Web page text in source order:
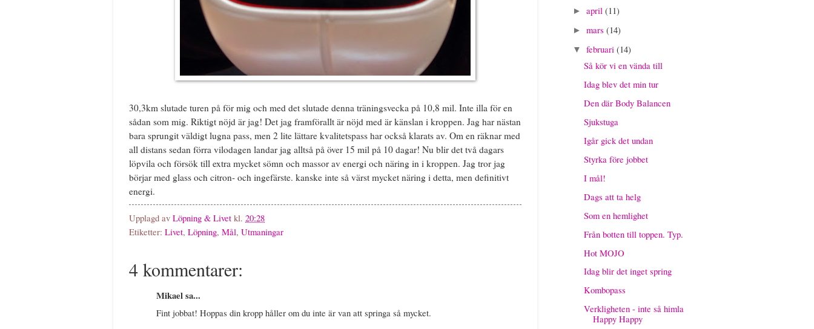
30,3km slutade turen på för mig och med det slutade denna träningsvecka på 10,8 mil. Inte illa för en
sådan som mig. Riktigt nöjd är jag! Det jag framförallt är nöjd med är känslan i kroppen. Jag har nästan
bara sprungit väldigt lugna pass, men 2 lite lättare kvalitetspass har också klarats av. Om en räknar med
all distans sedan förra vilodagen landar jag alltså på över 15 mil på 10 dagar! Nu blir det två dagars
löpvila och försök till extra mycket sömn och massor av energi och näring in i kroppen. Jag tror jag
börjar med glass och citron- och ingefärste. kanske inte så värst mycket näring i detta, men definitivt
energi.
Upplagd av Löpning & Livet kl. 20:28
Etiketter: Livet, Löpning, Mål, Utmaningar
4 kommentarer:
Mikael sa...
Fint jobbat! Hoppas din kropp håller om du inte är van att springa så mycket.
► april (11)
► mars (14)
▼ februari (14)
Så kör vi en vända till
Idag blev det min tur
Den där Body Balancen
Sjukstuga
Igår gick det undan
Styrka före jobbet
I mål!
Dags att ta helg
Som en hemlighet
Från botten till toppen. Typ.
Hot MOJO
Idag blir det inget spring
Kombopass
Verkligheten - inte så himla
Happy Happy